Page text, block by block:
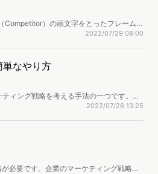
）の頭文字をとったフレームワ
みたい、という方もいるでしょう。本記
2022/07/29 08:00
単なやり方
ィング戦略を考える手法の一つです。し
」方もいるかもしれません。 本記事
2022/07/26 13:25
必要です。企業のマーケティング戦略立